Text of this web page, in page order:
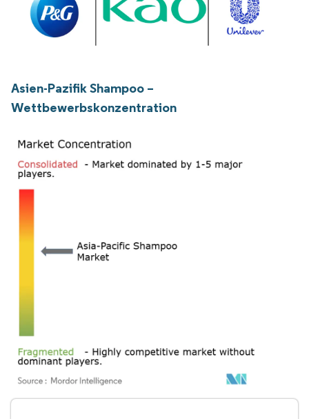
Asien-Pazifik Shampoo –
Wettbewerbskonzentration